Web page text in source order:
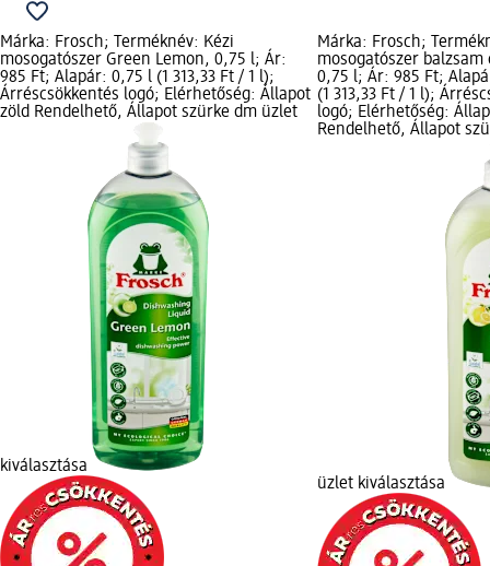
Márka: Frosch; Terméknév: Kézi
mosogatószer Green Lemon, 0,75 l; Ár:
985 Ft; Alapár: 0,75 l (1 313,33 Ft / 1 l);
Árréscsökkentés logó; Elérhetőség: Állapot
zöld Rendelhető, Állapot szürke dm üzlet
kiválasztása
Márka: Frosch;
mosogatószer
0,75 l; Ár: 985 Ft;
(1 313,33 Ft / 1 l);
logó; Elérhetőség:
Rendelhető, Állapot
üzlet kiválasztása